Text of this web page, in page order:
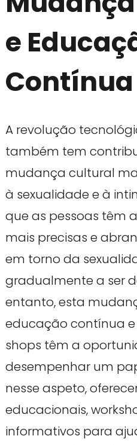
e
Contínua
A revolução
também tem
mudança cultural
à sexualidade e à
que as pessoas têm
mais precisas e
em torno da
gradualmente a ser
entanto, esta
educação contínua e
shops têm a
desempenhar um
nesse aspeto,
educacionais,
informativos para